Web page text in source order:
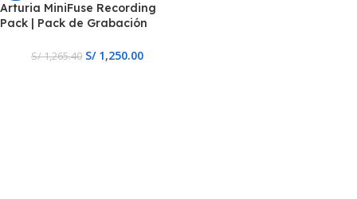
Arturia MiniFuse Recording
Pack | Pack de Grabación
S/1,265.40 S/1,250.00